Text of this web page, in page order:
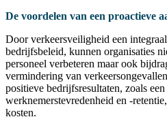
De voordelen van een proactieve
Door verkeersveiligheid een
bedrijfsbeleid, kunnen organisaties
personeel verbeteren maar ook
vermindering van
positieve bedrijfsresultaten, zoals
werknemerstevredenheid en -
kosten.